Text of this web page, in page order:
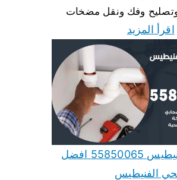
وتصليح وفك ونقل مضخات
اقرأ المزيد
فني صحي الفنيطيس 55850065 افضل
الفنيطيس